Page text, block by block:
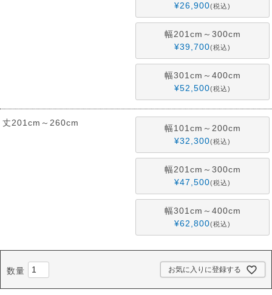
¥26,900 税込
幅201cm～300cm
¥39,700 税込
幅301cm～400cm
¥52,500 税込
丈201cm～260cm
幅101cm～200cm
¥32,300 税込
幅201cm～300cm
¥47,500 税込
幅301cm～400cm
¥62,800 税込
お気に入りに登録する